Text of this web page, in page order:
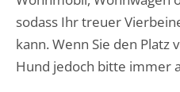
sodass Ihr treuer
kann. Wenn Sie den Platz
Hund jedoch bitte immer